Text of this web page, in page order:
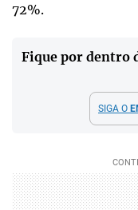
72%.
Fique por dentro
SIGA O